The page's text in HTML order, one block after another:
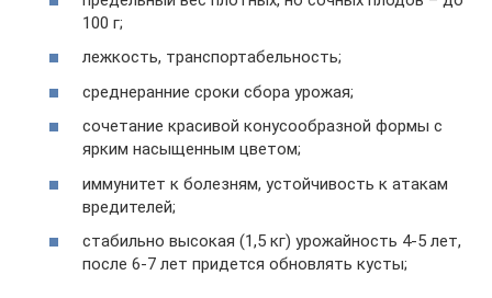
100 г;
лежкость, транспортабельность;
среднеранние сроки сбора урожая;
сочетание красивой конусообразной формы с
ярким насыщенным цветом;
иммунитет к болезням, устойчивость к атакам
вредителей;
стабильно высокая (1,5 кг) урожайность 4-5 лет,
после 6-7 лет придется обновлять кусты;